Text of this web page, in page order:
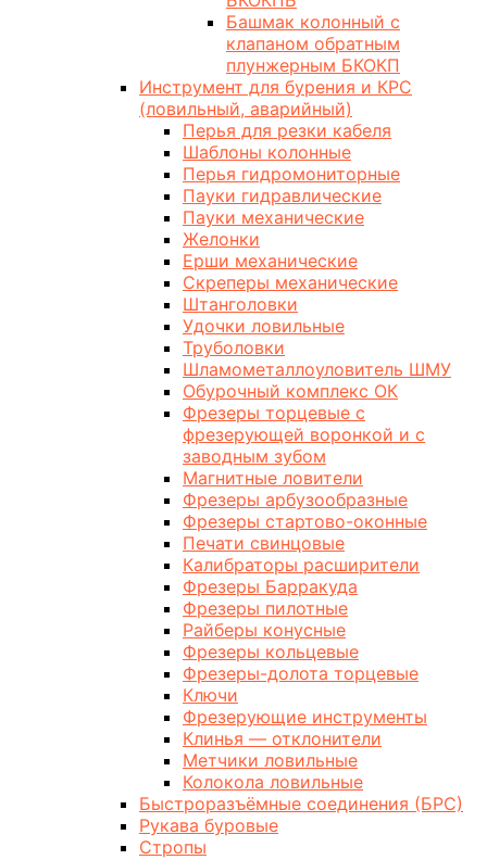
Башмак колонный с
клапаном обратным
плунжерным БКОКП
Инструмент для бурения и КРС
(ловильный, аварийный)
Перья для резки кабеля
Шаблоны колонные
Перья гидромониторные
Пауки гидравлические
Пауки механические
Желонки
Ерши механические
Скреперы механические
Штанголовки
Удочки ловильные
Труболовки
Шламометаллоуловитель ШМУ
Обурочный комплекс ОК
Фрезеры торцевые с
фрезерующей воронкой и с
заводным зубом
Магнитные ловители
Фрезеры арбузообразные
Фрезеры стартово-оконные
Печати свинцовые
Калибраторы расширители
Фрезеры Барракуда
Фрезеры пилотные
Райберы конусные
Фрезеры кольцевые
Фрезеры-долота торцевые
Ключи
Фрезерующие инструменты
Клинья — отклонители
Метчики ловильные
Колокола ловильные
Быстроразъёмные соединения (БРС)
Рукава буровые
Стропы